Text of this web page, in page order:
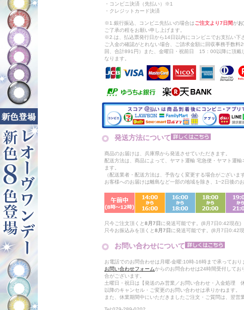
・コンビニ決済（先払い）※1
・クレジットカード決済
※1.銀行振込、コンビニ先払いの場合はご注文より7日間が
ご了承の程をお願い申し上げます。
※2.は、払込票発行日から14日以内にコンビニでお支払い下
ご入金の確認がとれない場合、ご請求金額に回収事務手数料
回、合計891円）また、金曜日・祝前日 15：00以降に頂戴
なります。
発送方法について
商品のお届けは、兵庫県から発送させていただきます。
配送方法は、商品によって、ヤマト運輸 宅急便・ヤマト運
ます。
（配送業者・配送方法は、予告なく変更する場合がございます
お客様へのお届けは離島など一部の地域を除き、1~2日後のお
只今ご注文頂くと8月7日 に発送可能です。(8月7日0:42現在)
只今お振込みを頂くと8月7日 に発送可能です。(8月7日0:42
お問い合わせについて
お電話でのお問合わせは月曜-金曜:10時-16時まで承っており
お問い合わせフォームからのお問合わせは24時間受付して
合がございます。
土曜日・祝日は【発送のみ営業／お問い合わせ・入金処理
以降のキャンセル・ご変更のお問い合わせは承りかねます。
また、休業期間中にいただきましたご注文・ご質問は、翌営